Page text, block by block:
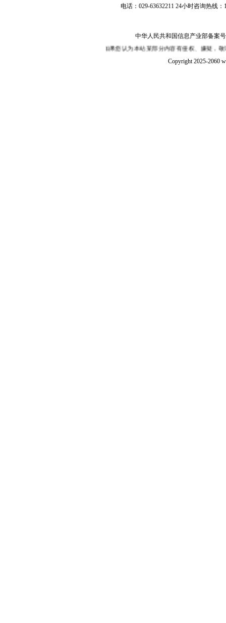
电话：029-63632211 24小时咨询热线
中华人民共和国信息产业部备案
,本站并不保证其内容的真实性,如果您认为本站某部分内容有侵权、嫌疑，敬
Copyright 2025-2060